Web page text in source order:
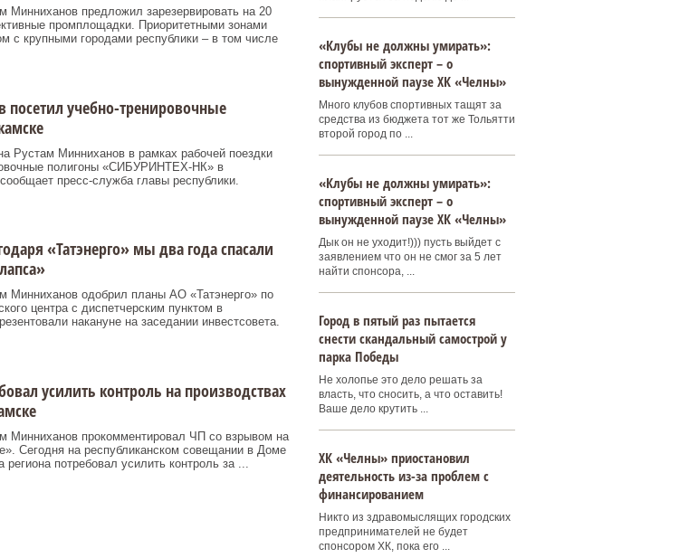
Минниханов предложил зарезервировать на 20
промплощадки. Приоритетными зонами
с крупными городами республики – в том числе
посетил учебно-тренировочные
Рустам Минниханов в рамках рабочей поездки
полигоны «СИБУРИНТЕХ-НК» в
пресс-служба главы республики.
«Татэнерго» мы два года спасали
Минниханов одобрил планы АО «Татэнерго» по
центра с диспетчерским пунктом в
накануне на заседании инвестсовета.
усилить контроль на производствах
Минниханов прокомментировал ЧП со взрывом на
Сегодня на республиканском совещании в Доме
региона потребовал усилить контроль за ...
«Клубы не должны умирать»:
спортивный эксперт – о
вынужденной паузе ХК «Челны»
Много клубов спортивных тащят за
средства из бюджета тот же Тольятти
второй город по ...
«Клубы не должны умирать»:
спортивный эксперт – о
вынужденной паузе ХК «Челны»
Дык он не уходит!))) пусть выйдет с
заявлением что он не смог за 5 лет
найти спонсора, ...
Город в пятый раз пытается
снести скандальный самострой у
парка Победы
Не холопье это дело решать за
власть, что сносить, а что оставить!
Ваше дело крутить ...
ХК «Челны» приостановил
деятельность из-за проблем с
финансированием
Никто из здравомыслящих городских
предпринимателей не будет
спонсором ХК, пока его ...